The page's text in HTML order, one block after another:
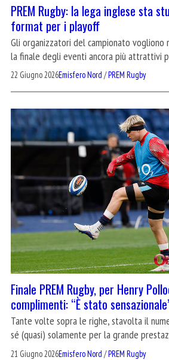
PREM Rugby: la lega inglese sta
format per i playoff
Gli organizzatori del campionato vogliono
la finale degli eventi ancora più attrattivi
22 Giugno 2026Emisfero Nord /PREM Rugby
Finale PREM Rugby, per Henry
complimenti: “È stato
Tante volte sopra le righe, stavolta il
sé (quasi) solamente per la grande
21 Giugno 2026Emisfero Nord /PREM Rugby